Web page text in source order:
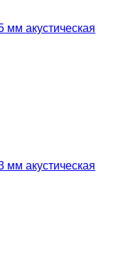
мм акустическая
мм акустическая